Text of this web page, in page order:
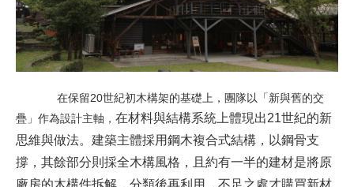
在保留20世紀初木構架的基礎上，團隊以「新與舊的交
疊」作為設計主軸， 在材料與結構系統上體現出21世紀的新
思維與做法。建築主體採用鋼木複合式結構，以鋼骨支
撐，其餘部分則採全木構風格，且約有一半的建材是將原
廠房的木構件拆解、分類後再利用，不足之處才購買新材